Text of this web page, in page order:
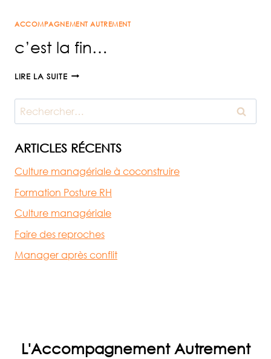
LA
ACCOMPAGNEMENT AUTREMENT
c’est la fin…
LIRE LA SUITEC’EST
FIN…
Rechercher :
ARTICLES RÉCENTS
Culture managériale à coconstruire
Formation Posture RH
Culture managériale
Faire des reproches
Manager après conflit
L'Accompagnement Autrement